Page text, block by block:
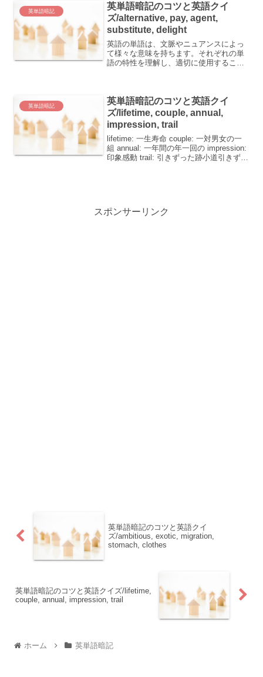
英単語暗記
英単語暗記のコツと英語クイ
ズ/alternative, pay, agent,
substitute, delight
英語の単語は、文脈やニュアンスによっ
て様々な意味を持ちます。それぞれの単
語の特性を理解し、適切に使用すること
う...
英単語暗記
英単語暗記のコツと英語クイ
ズ/lifetime, couple, annual,
impression, trail
lifetime: 一生寿命 couple: 一対男女の一
組 annual: 一年間の年一回の impression:
印象感動 trail: 引きずった跡小道引きずる
スポンサーリンク
英単語暗記のコツと英語クイ
ズ/ambitious, exotic, migration,
stomach, clothes
英単語暗記のコツと英語クイズ/lifetime,
couple, annual, impression, trail
ホーム 英単語暗記